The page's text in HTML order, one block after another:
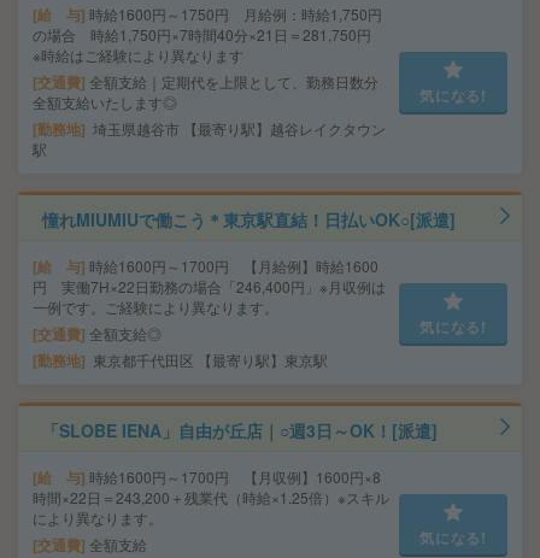
給 与 時給1600円～1750円 月給例：時給1,750円
の場合 時給1,750円×7時間40分×21日＝281,750円
※時給はご経験により異なります
交通費 全額支給｜定期代を上限として、勤務日数分
全額支給いたします◎
勤務地 埼玉県越谷市 【最寄り駅】越谷レイクタウン
駅
気になる!
憧れMIUMIUで働こう＊東京駅直結！日払いOK○[派遣]
給 与 時給1600円～1700円 【月給例】時給1600
円 実働7H×22日勤務の場合「246,400円」※月収例は
一例です。ご経験により異なります。
交通費 全額支給◎
勤務地 東京都千代田区 【最寄り駅】東京駅
気になる!
「SLOBE IENA」自由が丘店｜○週3日～OK！[派遣]
給 与 時給1600円～1700円 【月収例】1600円×8
時間×22日＝243,200＋残業代（時給×1.25倍）※スキル
により異なります。
交通費 全額支給 気になる!